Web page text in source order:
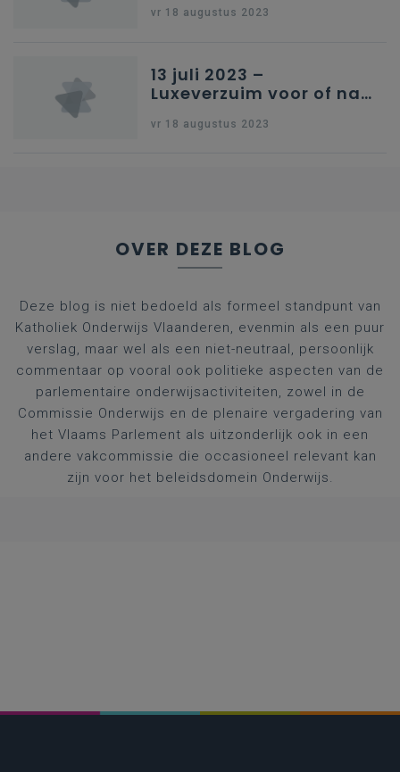
vr 18 augustus 2023
13 juli 2023 –
Luxeverzuim voor of na
vr 18 augustus 2023
OVER DEZE BLOG
Deze blog is niet bedoeld als formeel standpunt van
Katholiek Onderwijs Vlaanderen, evenmin als een puur
verslag, maar wel als een niet-neutraal, persoonlijk
commentaar op vooral ook politieke aspecten van de
parlementaire onderwijsactiviteiten, zowel in de
Commissie Onderwijs en de plenaire vergadering van
het Vlaams Parlement als uitzonderlijk ook in een
andere vakcommissie die occasioneel relevant kan
zijn voor het beleidsdomein Onderwijs.